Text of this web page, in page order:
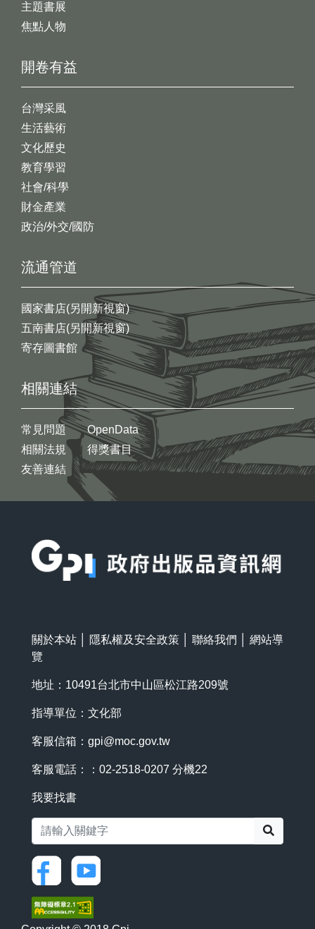
開卷有益
台灣采風
生活藝術
文化歷史
教育學習
社會/科學
財金產業
政治/外交/國防
主題書展
焦點人物
流通管道
國家書店(另開新視窗)
五南書店(另開新視窗)
寄存圖書館
相關連結
常見問題
相關法規
友善連結
OpenData
得獎書目
關於本站 隱私權及安全政策 聯絡我們
網站導
覽
地址：10491台北市中山區松江路209號
指導單位：文化部
客服信箱： gpi@moc.gov.tw
客服電話：：02-2518-0207 分機22
我要找書